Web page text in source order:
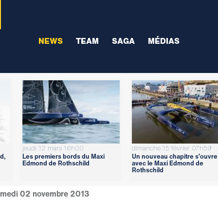
NEWS TEAM SAGA MÉDIAS
jeudi 12 mars 16h00
Les premiers bords du Maxi
Edmond de Rothschild
dimanche 15 février 07h59
Un nouveau chapitre s’ouvre
avec le Maxi Edmond de
Rothschild
02 novembre 2013